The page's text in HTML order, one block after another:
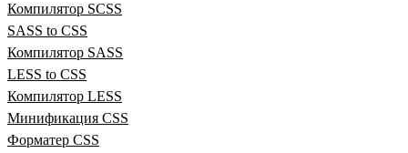
Компилятор SCSS
SASS to CSS
Компилятор SASS
LESS to CSS
Компилятор LESS
Минификация CSS
Форматер CSS